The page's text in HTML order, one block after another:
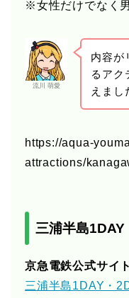
※女性だけでなく
流川 萌愛
内容が
るアク
えまし
https://aqua-
attractions/
三浦半島
京急電鉄公式サイ
三浦半島1DAY・